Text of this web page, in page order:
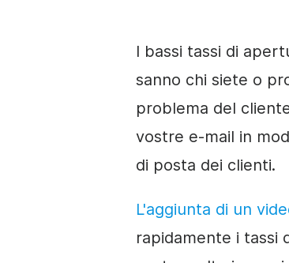
I bassi tassi di
sanno chi siete o
problema del
vostre e-mail in
di posta dei clienti.
L'aggiunta di un
rapidamente i tassi